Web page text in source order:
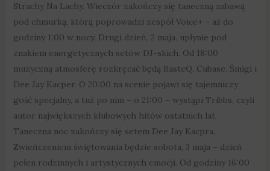
Strachy Na Lachy. Wieczór zakończy się taneczną zabawą
pod chmurką, którą poprowadzi zespół Voice+ – aż do
godziny 1:00 w nocy. Drugi dzień, 2 maja, upłynie pod
znakiem energetycznych setów DJ-skich. Od 18:00
muzyczną atmosferę rozkręcać będą BasteQ, Cubase, Śmigi i
Dee Jay Kacper. O 20:00 na scenie pojawi się tajemniczy
gość specjalny, a tuż po nim – o 21:00 – wystąpi Tribbs, czyli
autor największych klubowych hitów ostatnich lat.
Taneczna noc zakończy się setem Dee Jay Kacpra.
Zwieńczeniem świętowania będzie sobota, 3 maja – dzień
pełen rodzinnych i artystycznych emocji. Od godziny 16:00